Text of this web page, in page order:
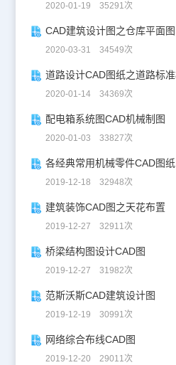
2020-01-19 35291次
CAD建筑设计图之仓库平面图
2020-03-31 34549次
2020-01-14 34369次
配电箱系统图CAD机械制图
2020-01-03 33827次
各经典常用机械零件CAD图纸
2019-12-18 32948次
建筑装饰CAD图之天花布置
2019-12-27 32911次
桥梁结构图设计CAD图
2019-12-27 31982次
范斯沃斯CAD建筑设计图
2019-12-19 30991次
网络综合布线CAD图
2019-12-20 29011次